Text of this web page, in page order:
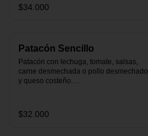
$34.000
Patacón Sencillo
Patacón con lechuga, tomate, salsas,
carne desmechada o pollo desmechado
y queso costeño.
$32.000